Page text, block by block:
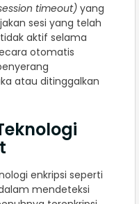
timeout)yang
sesi yang telah
aktif selama
otomatis
atau ditinggalkan
enkripsi seperti
mendeteksi